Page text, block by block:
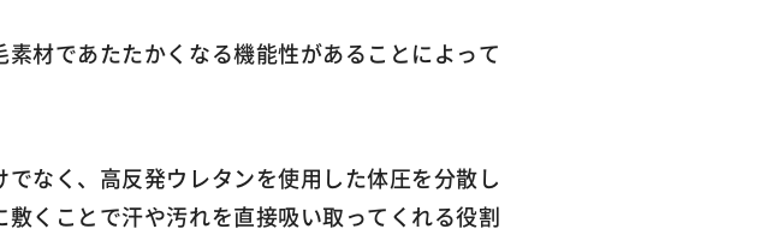
材であたたかくなる機能性があることによって
なく、高反発ウレタンを使用した体圧を分散し
くことで汗や汚れを直接吸い取ってくれる役割